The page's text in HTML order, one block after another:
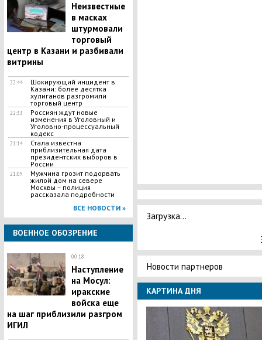
Неизвестные
в масках
штурмовали
торговый
центр в Казани и разбивали
витрины
22:44
Шокирующий инцидент в
Казани: более десятка
хулиганов разгромили
торговый центр
22:33
Россиян ждут новые
изменения в Уголовный и
Уголовно-процессуальный
кодекс
21:14
Стала известна
приблизительная дата
президентских выборов в
России
21:09
Мужчина грозит подорвать
жилой дом на севере
Москвы – полиция
рассказала подробности
ВСЕ НОВОСТИ »
ВОЕННОЕ ОБОЗРЕНИЕ
00:18
Наступление
на Мосул:
иракские
войска еще
на шаг приблизили разгром
ИГИЛ
Загрузка...
Новости партнеров
КАРТИНА ДНЯ